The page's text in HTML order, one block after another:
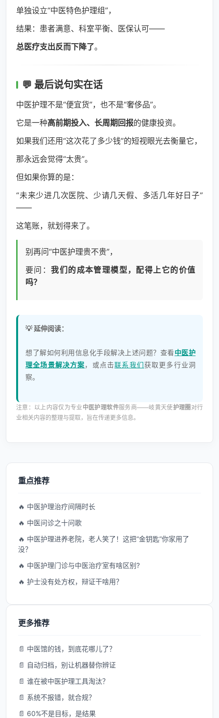
单独设立“中医特色护理组”，
结果：患者满意、科室平衡、医保认可——
总医疗支出反而下降了。
💬 最后说句实在话
中医护理不是“便宜货”，也不是“奢侈品”。
它是一种高前期投入、长周期回报的健康投资。
如果我们还用“这次花了多少钱”的短视眼光去衡量它，
那永远会觉得“太贵”。
但如果你算的是：
“未来少进几次医院、少请几天假、多活几年好日子”
——
这笔账，就划得来了。
别再问“中医护理贵不贵”，
要问：我们的成本管理模型，配得上它的价值
吗？
💡 延伸阅读：
想了解如何利用信息化手段解决上述问题？查看中医护
理全场景解决方案，或点击联系我们获取更多行业洞
察。
注意：以上内容仅为专业中医护理软件服务商——岐黄天使护理圈 对行
业相关内容的整理与提取，旨在传递更多信息。
重点推荐
🔥 中医护理治疗间隔时长
🔥 中医问诊之十问歌
🔥 中医护理进养老院，老人笑了！这把“金钥匙”你家用了
没？
🔥 中医护理门诊与中医治疗室有啥区别?
🔥 护士没有处方权，辩证干啥用？
更多推荐
📄 中医馆的钱，到底花哪儿了？
📄 自动归档，别让机器替你辨证
📄 谁在被中医护理工具淘汰？
📄 系统不报错，就合规？
📄 60%不是目标，是结果